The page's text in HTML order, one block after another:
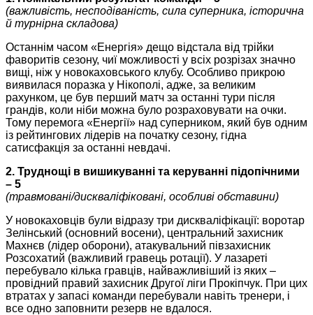
(важливість, несподіваність, сила суперника, історична
й турнірна складова)
Останнім часом «Енергія» дещо відстала від трійки
фаворитів сезону, чиї можливості у всіх розрізах значно
вищі, ніж у новокаховського клубу. Особливо прикрою
виявилася поразка у Нікополі, адже, за великим
рахунком, це був перший матч за останні тури після
грандів, коли ніби можна було розраховувати на очки.
Тому перемога «Енергії» над суперником, який був одним
із рейтингових лідерів на початку сезону, гідна
сатисфакція за останні невдачі.
2. Труднощі в вишикуванні та керуванні підопічними
– 5
(травмовані/дискваліфіковані, особливі обставини)
У новокаховців були відразу три дискваліфікації: воротар
Зелінський (основний восени), центральний захисник
Махнєв (лідер оборони), атакувальний півзахисник
Розсохатий (важливий гравець ротації). У лазареті
перебувало кілька гравців, найважливіший із яких –
провідний правий захисник Другої ліги Прокіпчук. При цих
втратах у запасі команди перебували навіть тренери, і
все одно заповнити резерв не вдалося.